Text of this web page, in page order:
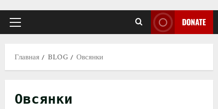
DONATE
Главная BLOG Овсянки
Овсянки